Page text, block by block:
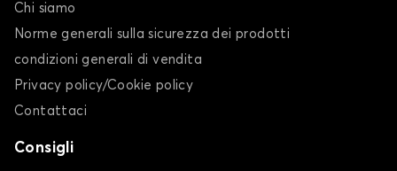
Chi siamo
Norme generali sulla sicurezza dei prodotti
condizioni generali di vendita
Privacy policy/Cookie policy
Contattaci
Consigli